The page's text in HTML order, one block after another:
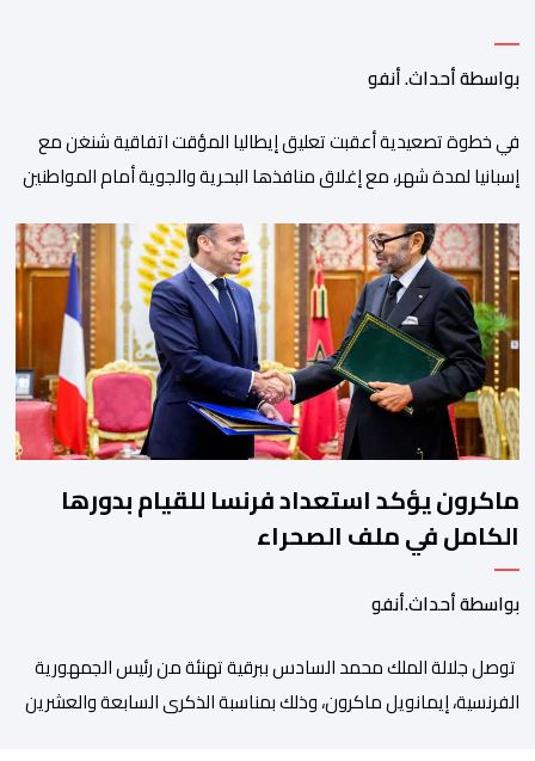
بواسطة أحداث. أنفو
في خطوة تصعيدية أعقبت تعليق إيطاليا المؤقت اتفاقية شنغن مع
إسبانيا لمدة شهر، مع إغلاق منافذها البحرية والجوية أمام المواطنين
سبتة المحتلة، أعلنت اسبانيا أمس الجمعة 07 غشت 2026، عن فرضها
لإجراءات مراقبة على حدودها للمسافرين الوافدين من إيطاليا. وكانت
اسبانيا قد أمهلت إيطاليا […]
ماكرون يؤكد استعداد فرنسا للقيام بدورها
الكامل في ملف الصحراء
بواسطة أحداث.أنفو
توصل جلالة الملك محمد السادس ببرقية تهنئة من رئيس الجمهورية
الفرنسية، إيمانويل ماكرون، وذلك بمناسبة الذكرى السابعة والعشرين